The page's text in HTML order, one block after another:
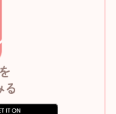
を
る